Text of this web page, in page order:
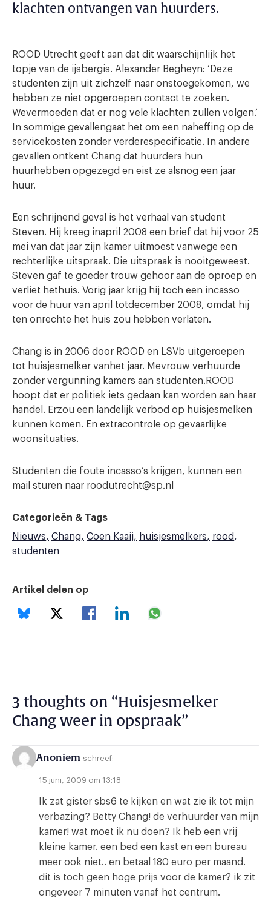
klachten ontvangen van huurders.
ROOD Utrecht geeft aan dat dit waarschijnlijk het
topje van de ijsbergis. Alexander Begheyn: ‘Deze
studenten zijn uit zichzelf naar onstoegekomen, we
hebben ze niet opgeroepen contact te zoeken.
Wevermoeden dat er nog vele klachten zullen volgen.’
In sommige gevallengaat het om een naheffing op de
servicekosten zonder verderespecificatie. In andere
gevallen ontkent Chang dat huurders hun
huurhebben opgezegd en eist ze alsnog een jaar
huur.
Een schrijnend geval is het verhaal van student
Steven. Hij kreeg inapril 2008 een brief dat hij voor 25
mei van dat jaar zijn kamer uitmoest vanwege een
rechterlijke uitspraak. Die uitspraak is nooitgeweest.
Steven gaf te goeder trouw gehoor aan de oproep en
verliet hethuis. Vorig jaar krijg hij toch een incasso
voor de huur van april totdecember 2008, omdat hij
ten onrechte het huis zou hebben verlaten.
Chang is in 2006 door ROOD en LSVb uitgeroepen
tot huisjesmelker vanhet jaar. Mevrouw verhuurde
zonder vergunning kamers aan studenten.ROOD
hoopt dat er politiek iets gedaan kan worden aan haar
handel. Erzou een landelijk verbod op huisjesmelken
kunnen komen. En extracontrole op gevaarlijke
woonsituaties.
Studenten die foute incasso’s krijgen, kunnen een
mail sturen naar roodutrecht@sp.nl
Categorieën & Tags
Nieuws
Chang Coen Kaaij huisjesmelkers
rood
studenten
Artikel delen op
3 thoughts on “Huisjesmelker
Chang weer in opspraak”
Anoniem schreef:
15 juni, 2009 om 13:18
Ik zat gister sbs6 te kijken en wat zie ik tot mijn
verbazing? Betty Chang! de verhuurder van mijn
kamer! wat moet ik nu doen? Ik heb een vrij
kleine kamer. een bed een kast en een bureau
meer ook niet.. en betaal 180 euro per maand.
dit is toch geen hoge prijs voor de kamer? ik zit
ongeveer 7 minuten vanaf het centrum.